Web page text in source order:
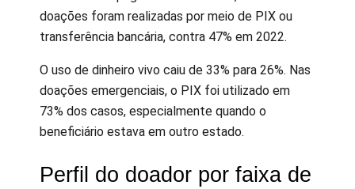
doações foram realizadas por meio de PIX ou
transferência bancária, contra 47% em 2022.
O uso de dinheiro vivo caiu de 33% para 26%. Nas
doações emergenciais, o PIX foi utilizado em
73% dos casos, especialmente quando o
beneficiário estava em outro estado.
Perfil do doador por faixa de